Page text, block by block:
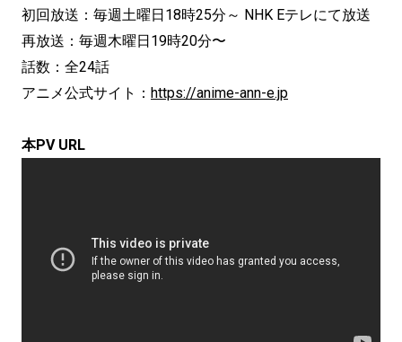
初回放送：毎週土曜日18時25分～ NHK Eテレにて放送
再放送：毎週木曜日19時20分〜
話数：全24話
アニメ公式サイト： https://anime-ann-e.jp
本PV URL